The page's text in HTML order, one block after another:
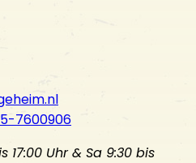
7600906
17:00 Uhr & Sa 9:30 bis